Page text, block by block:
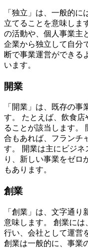
「独立」は、一般的
立てることを意味しま
の活動や、個人事業主
企業から独立して自分
断で事業運営ができる
います。
開業
「開業」は、既存の
す。 たとえば、飲食
ることが該当します。
合もあれば、フランチ
す。
開業は主にビジ
り、新しい事業をゼロ
もあります。
創業
「創業」は、文字通
意味します。 創業に
行い、会社として運営
創業は一般的に、事業